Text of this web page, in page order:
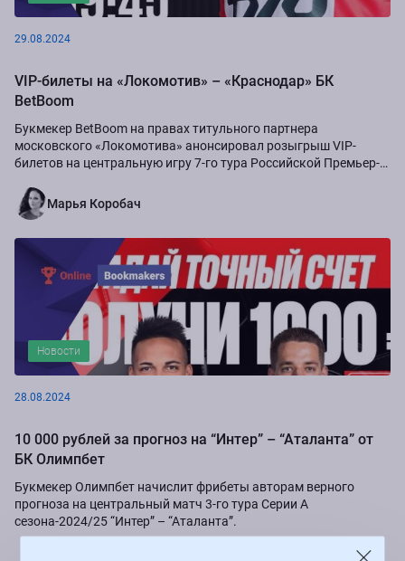
29.08.2024
VIP-билеты на «Локомотив» – «Краснодар» БК
BetBoom
Букмекер BetBoom на правах титульного партнера
московского «Локомотива» анонсировал розыгрыш VIP-
билетов на центральную игру 7-го тура Российской Премьер-
Марья Коробач
Новости
28.08.2024
10 000 рублей за прогноз на “Интер” – “Аталанта” от
БК Олимпбет
Букмекер Олимпбет начислит фрибеты авторам верного
прогноза на центральный матч 3-го тура Серии А
сезона-2024/25 “Интер” – “Аталанта”.